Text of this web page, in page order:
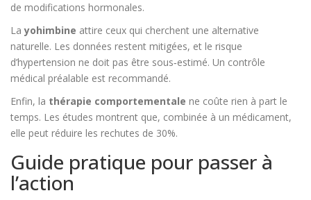
de modifications hormonales.
Layohimbine attire ceux qui cherchent une alternative
naturelle. Les données restent mitigées, et le risque
d’hypertension ne doit pas être sous‑estimé. Un contrôle
médical préalable est recommandé.
Enfin, la thérapie comportementale ne coûte rien à part le
temps. Les études montrent que, combinée à un médicament,
elle peut réduire les rechutes de 30%.
Guide pratique pour passer à
l’action